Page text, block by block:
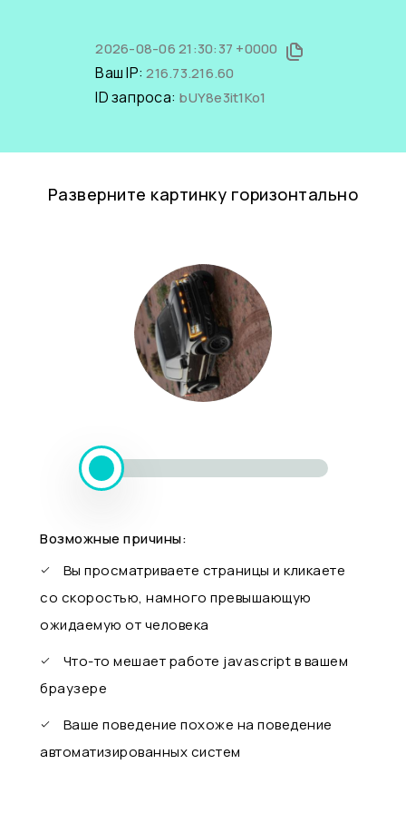
2026-08-06 21:30:37 +0000
Ваш IP:216.73.216.60
ID запроса: bUY8e3it1Ko1
Разверните картинку горизонтально
Возможные причины:
Вы просматриваете страницы и кликаете
со скоростью, намного превышающую
ожидаемую от человека
Что-то мешает работе javascript в вашем
браузере
Ваше поведение похоже на поведение
автоматизированных систем